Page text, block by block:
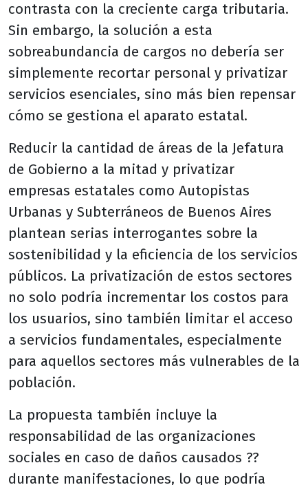
contrasta con la creciente carga tributaria.
Sin embargo, la solución a esta
sobreabundancia de cargos no debería ser
simplemente recortar personal y privatizar
servicios esenciales, sino más bien repensar
cómo se gestiona el aparato estatal.
Reducir la cantidad de áreas de la Jefatura
de Gobierno a la mitad y privatizar
empresas estatales como Autopistas
Urbanas y Subterráneos de Buenos Aires
plantean serias interrogantes sobre la
sostenibilidad y la eficiencia de los servicios
públicos. La privatización de estos sectores
no solo podría incrementar los costos para
los usuarios, sino también limitar el acceso
a servicios fundamentales, especialmente
para aquellos sectores más vulnerables de la
población.
La propuesta también incluye la
responsabilidad de las organizaciones
sociales en caso de daños causados ??
durante manifestaciones, lo que podría